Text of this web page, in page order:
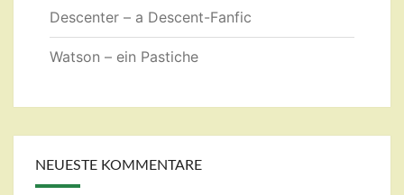
Descenter – a Descent-Fanfic
Watson – ein Pastiche
NEUESTE KOMMENTARE